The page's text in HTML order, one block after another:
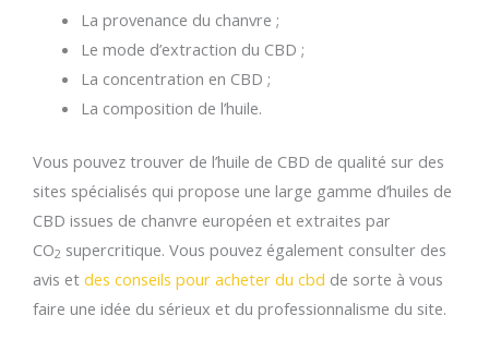
La provenance du chanvre ;
Le mode d’extraction du CBD ;
La concentration en CBD ;
La composition de l’huile.
Vous pouvez trouver de l’huile de CBD de qualité sur des
sites spécialisés qui propose une large gamme d’huiles de
CBD issues de chanvre européen et extraites par
CO2 supercritique. Vous pouvez également consulter des
avis et des conseils pour acheter du cbd de sorte à vous
faire une idée du sérieux et du professionnalisme du site.